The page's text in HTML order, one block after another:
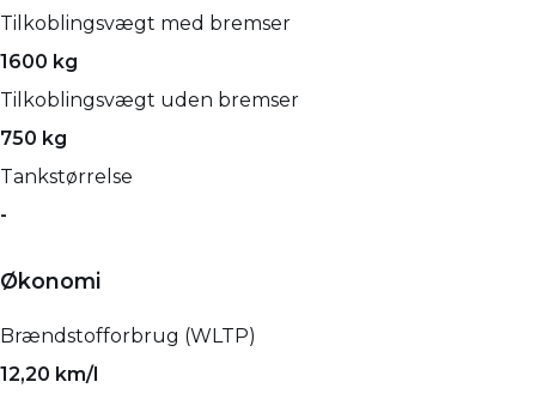
Tilkoblingsvægt med bremser
1600 kg
Tilkoblingsvægt uden bremser
750 kg
Tankstørrelse
-
Økonomi
Brændstofforbrug (WLTP)
12,20 km/l